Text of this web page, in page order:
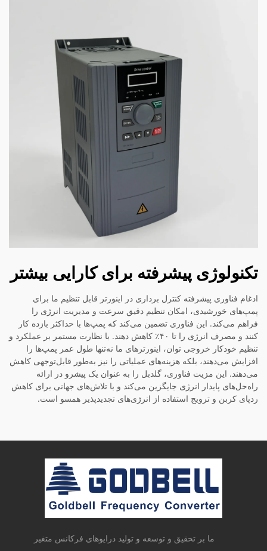
تکنولوژی پیشرفته برای کارایی بیشتر
ادغام فناوری پیشرفته کنترل برداری در اینورتر قابل تنظیم ما برای
پمپ‌های خورشیدی، امکان تنظیم دقیق سرعت و مدیریت انرژی را
فراهم می‌کند. این فناوری تضمین می‌کند که پمپ‌ها با حداکثر بازده کار
کنند و مصرف انرژی را تا ۴۰٪ کاهش دهند. با نظارت مستمر بر عملکرد و
تنظیم خودکار خروجی توان، اینورترهای ما نه‌تنها طول عمر پمپ‌ها را
افزایش می‌دهند، بلکه هزینه‌های عملیاتی را نیز به‌طور قابل‌توجهی کاهش
می‌دهند. این مزیت فناوری، گلدبل را به عنوان یک پیشرو در ارائه
راه‌حل‌های پایدار انرژی جایگزین می‌کند و با تلاش‌های جهانی برای کاهش
ردپای کربن و ترویج استفاده از انرژی‌های تجدیدپذیر همسو است.
ما بر تحقیق و توسعه و تولید درایوهای فرکانس متغیر